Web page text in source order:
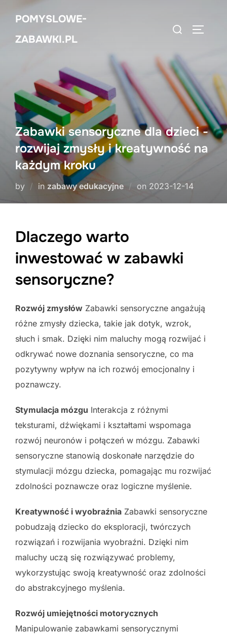
content
POMYSLOWE-
ZABAWKI.PL
Search
Zabawki sensoryczne dla dzieci -
rozwijaj zmysły i kreatywność na
każdym kroku
by in zabawy edukacyjne on Posted
2023-12-14
Dlaczego warto
inwestować w zabawki
sensoryczne?
Rozwój zmysłów Zabawki sensoryczne angażują
różne zmysły dziecka, takie jak dotyk, wzrok,
słuch i smak. Dzięki nim maluchy mogą rozwijać i
odkrywać nowe doznania sensoryczne, co ma
pozytywny wpływ na ich rozwój emocjonalny i
poznawczy.
Stymulacja mózgu Interakcja z różnymi
teksturami, dźwiękami i kształtami wspomaga
rozwój neuronów i połączeń w mózgu. Zabawki
sensoryczne stanowią doskonałe narzędzie do
stymulacji mózgu dziecka, pomagając mu rozwijać
zdolności poznawcze oraz logiczne myślenie.
Kreatywność i wyobraźnia Zabawki sensoryczne
pobudzają dziecko do eksploracji, twórczych
rozwiązań i rozwijania wyobraźni. Dzięki nim
maluchy uczą się rozwiązywać problemy,
wykorzystując swoją kreatywność oraz zdolności
do abstrakcyjnego myślenia.
Rozwój umiejętności motorycznych
Manipulowanie zabawkami sensorycznymi